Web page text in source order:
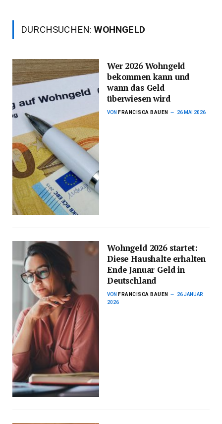
DURCHSUCHEN:WOHNGELD
Wer 2026 Wohngeld
bekommen kann und
wann das Geld
überwiesen wird
VON FRANCISCA BAUEN 26 MAI 2026
Wohngeld 2026 startet:
Diese Haushalte erhalten
Ende Januar Geld in
Deutschland
VON FRANCISCA BAUEN
26 JANUAR
2026